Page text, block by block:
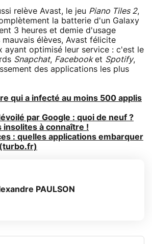
relève Avast, le jeu Piano Tiles 2,
la batterie d'un Galaxy
3 heures et demie d'usage
élèves, Avast félicite
ayant optimisé leur service : c'est le
Snapchat, Facebooket Spotify,
des applications les plus
qui a infecté au moins 500 applis
par Google : quoi de neuf ?
insolites à connaître !
: quelles applications embarquer
PAULSON